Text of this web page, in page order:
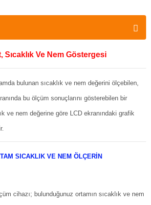
Sıcaklık Ve Nem Göstergesi
bulunan sıcaklık ve nem değerini ölçebilen,
bu ölçüm sonuçlarını gösterebilen bir
ve nem değerine göre LCD ekranındaki grafik
SICAKLIK VE NEM ÖLÇERİN
cihazı; bulunduğunuz ortamın sıcaklık ve nem